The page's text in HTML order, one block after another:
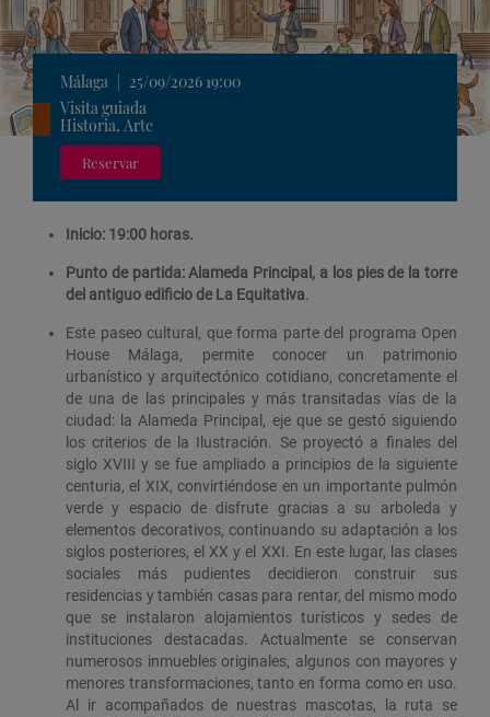
Málaga
25/09/2026 19:00
Visita guiada
Historia, Arte
Reservar
Inicio: 19:00 horas.
Punto de partida: Alameda Principal, a los pies de la torre
del antiguo edificio de La Equitativa.
Este paseo cultural, que forma parte del programa Open
House Málaga, permite conocer un patrimonio
urbanístico y arquitectónico cotidiano, concretamente el
de una de las principales y más transitadas vías de la
ciudad: la Alameda Principal, eje que se gestó siguiendo
los criterios de la Ilustración. Se proyectó a finales del
siglo XVIII y se fue ampliado a principios de la siguiente
centuria, el XIX, convirtiéndose en un importante pulmón
verde y espacio de disfrute gracias a su arboleda y
elementos decorativos, continuando su adaptación a los
siglos posteriores, el XX y el XXI. En este lugar, las clases
sociales más pudientes decidieron construir sus
residencias y también casas para rentar, del mismo modo
que se instalaron alojamientos turísticos y sedes de
instituciones destacadas. Actualmente se conservan
numerosos inmuebles originales, algunos con mayores y
menores transformaciones, tanto en forma como en uso.
Al ir acompañados de nuestras mascotas, la ruta se